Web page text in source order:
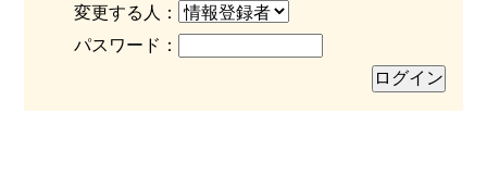
変更する人：
パスワード：